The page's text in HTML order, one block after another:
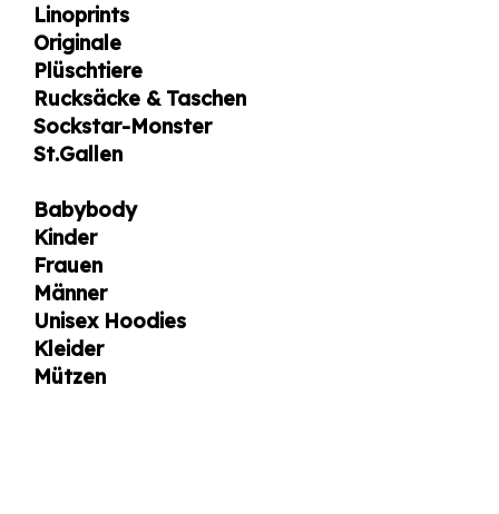
Linoprints
Originale
Plüschtiere
Rucksäcke & Taschen
Sockstar-Monster
St.Gallen
Babybody
Kinder
Frauen
Männer
Unisex Hoodies
Kleider
Mützen